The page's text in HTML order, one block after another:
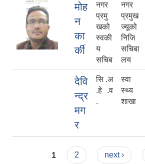
मोह
न
का
र्की
नगर
प्रमु
खको
स्वकी
य
सचिब
नगर
प्रमुख
ज्यूको
निजि
सचिबा
लय
देवि
न्द्र
मग
र
सि .अ
.हे .व
.
स्वा
स्थ्य
शाखा
Pages
1 2 next ›